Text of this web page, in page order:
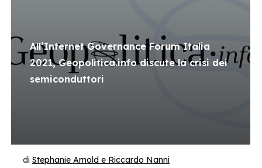
All’Internet Governance Forum Italia
2021, Geopolitica.info discute la crisi dei
semiconduttori
di Stephanie Arnold e Riccardo Nanni